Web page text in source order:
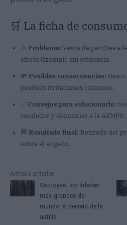
🛒 La ficha de
⚠️ Problema: Venta de parches
efecto Ozempic sin evidencia.
💸 Posibles consecuencias:
posibles irritaciones cutáneas.
Consejos para solucionarlo:
vendedor y denunciar a la AEMPS.
🏁 Resultado final: Retirada del
sobre el engaño.
Artículo anterior
Secuoyas, los árboles
más grandes del
mundo: el secreto de la
astilla